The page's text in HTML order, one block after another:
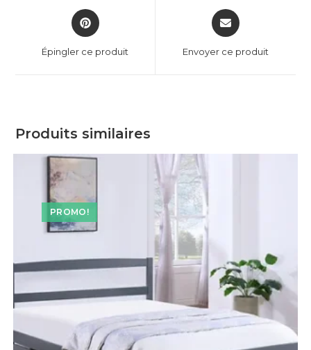
Épingler ce produit Envoyer ce produit
Produits similaires
PROMO!